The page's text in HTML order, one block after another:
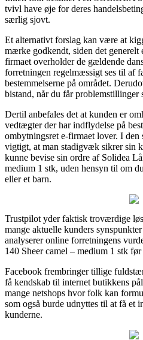
tvivl have øje for deres
særlig sjovt.
Et alternativt forslag kan være at
mærke godkendt, siden det generelt
firmaet overholder de gældende
forretningen regelmæssigt ses til af
bestemmelserne på området.
bistand, når du får
Dertil anbefales det at kunden er
vedtægter der har indflydelse på
ombytningsret e-firmaet lover. I
vigtigt, at man stadigvæk sikrer sin
kunne bevise sin ordre af Solidea
medium 1 stk, uden hensyn til om
eller et barn.
Trustpilot yder faktisk troværdige
mange aktuelle kunders
analyserer online forretningens
140 Sheer camel – medium 1 stk
Facebook frembringer tillige
få kendskab til internet butikkens
mange netshops hvor folk kan
som også burde udnyttes til at få et
kunderne.